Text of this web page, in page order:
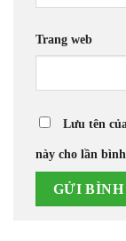
Trang web
Lưu tên
này cho lần